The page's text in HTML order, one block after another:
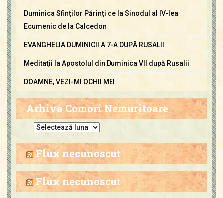
Duminica Sfinţilor Părinţi de la Sinodul al IV-lea
Ecumenic de la Calcedon
EVANGHELIA DUMINICII A 7-A DUPĂ RUSALII
Meditaţii la Apostolul din Duminica VII după Rusalii
DOAMNE, VEZI-MI OCHII MEI
Arhiva Comori Nemuritoare
h
i
a
Flux necunoscut
Flux necunoscut